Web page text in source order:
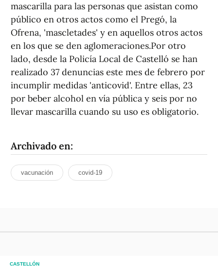
mascarilla para las personas que asistan como
público en otros actos como el Pregó, la
Ofrena, 'mascletades' y en aquellos otros actos
en los que se den aglomeraciones.Por otro
lado, desde la Policía Local de Castelló se han
realizado 37 denuncias este mes de febrero por
incumplir medidas 'anticovid'. Entre ellas, 23
por beber alcohol en vía pública y seis por no
llevar mascarilla cuando su uso es obligatorio.
Archivado en:
vacunación covid-19
CASTELLÓN